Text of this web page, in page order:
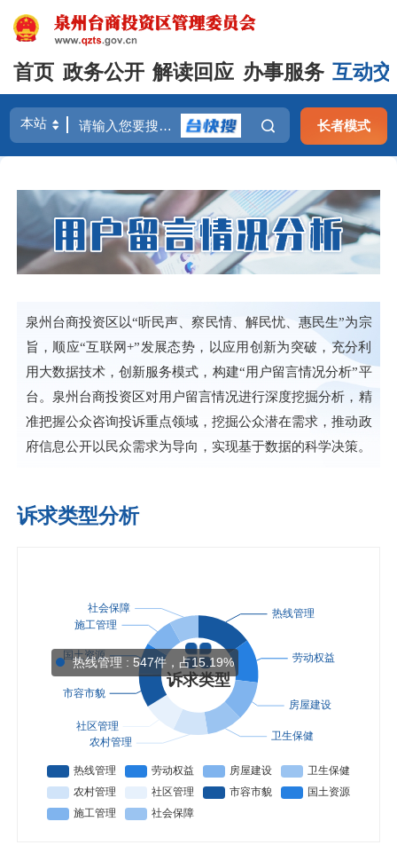
首页 政务公开 解读回应 办事服务 互动
长者模式
泉州台商投资区以“听民声、察民情、解民忧、惠民生”为宗
旨，顺应“互联网+”发展态势，以应用创新为突破，充分利
用大数据技术，创新服务模式，构建“用户留言情况分析”平
台。泉州台商投资区对用户留言情况进行深度挖掘分析，精
准把握公众咨询投诉重点领域，挖掘公众潜在需求，推动政
府信息公开以民众需求为导向，实现基于数据的科学决策。
诉求类型分析
热线管理 : 547件，占15.19%